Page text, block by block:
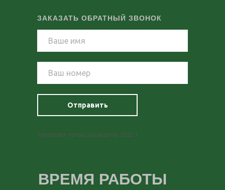
Авторские права защищены 2022 г.
Отправить
ЗАКАЗАТЬ ОБРАТНЫЙ ЗВОНОК
ВРЕМЯ РАБОТЫ